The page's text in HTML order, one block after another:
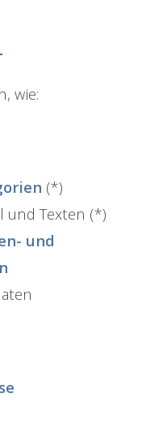
wie:
(*)
und Texten (*)
und